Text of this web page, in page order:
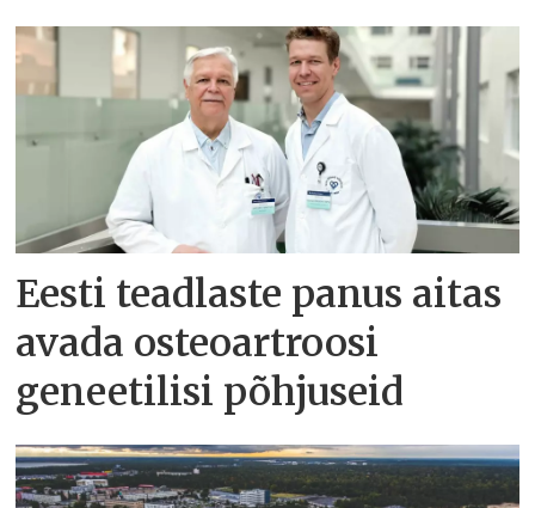
Eesti teadlaste panus aitas
avada osteoartroosi
geneetilisi põhjuseid